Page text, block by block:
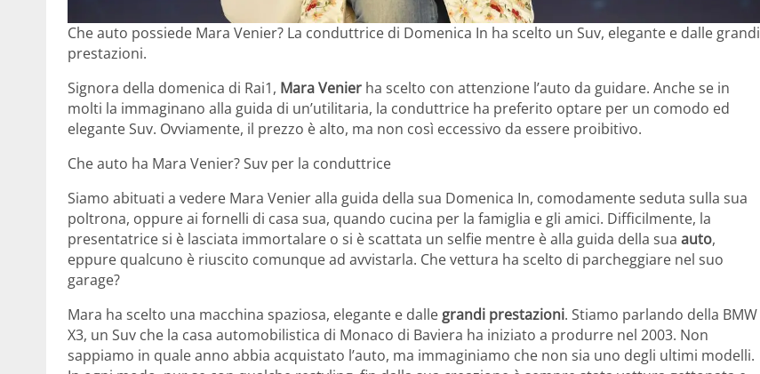
Che auto possiede Mara Venier? La conduttrice di Domenica In ha scelto un Suv, elegante e dalle grandi
prestazioni.
Signora della domenica di Rai1, Mara Venier ha scelto con attenzione l’auto da guidare. Anche se in
molti la immaginano alla guida di un’utilitaria, la conduttrice ha preferito optare per un comodo ed
elegante Suv. Ovviamente, il prezzo è alto, ma non così eccessivo da essere proibitivo.
Che auto ha Mara Venier? Suv per la conduttrice
Siamo abituati a vedere Mara Venier alla guida della sua Domenica In, comodamente seduta sulla sua
poltrona, oppure ai fornelli di casa sua, quando cucina per la famiglia e gli amici. Difficilmente, la
presentatrice si è lasciata immortalare o si è scattata un selfie mentre è alla guida della sua auto,
eppure qualcuno è riuscito comunque ad avvistarla. Che vettura ha scelto di parcheggiare nel suo
garage?
Mara ha scelto una macchina spaziosa, elegante e dalle grandi prestazioni. Stiamo parlando della BMW
X3, un Suv che la casa automobilistica di Monaco di Baviera ha iniziato a produrre nel 2003. Non
sappiamo in quale anno abbia acquistato l’auto, ma immaginiamo che non sia uno degli ultimi modelli.